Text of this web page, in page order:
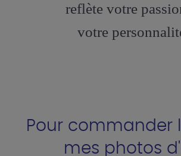
reflète votre
votre
Pour commander
mes photos